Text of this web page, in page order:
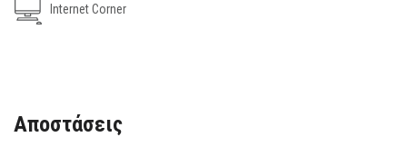
Internet Corner
Αποστάσεις